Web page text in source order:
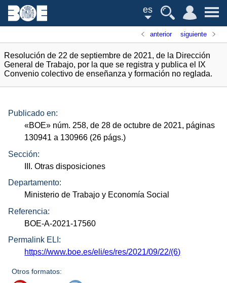
es
anterior siguiente
Resolución de 22 de septiembre de 2021, de la Dirección
General de Trabajo, por la que se registra y publica el IX
Convenio colectivo de enseñanza y formación no reglada.
Publicado en:
«BOE» núm. 258, de 28 de octubre de 2021, páginas
130941 a 130966 (26 págs.)
Sección:
III. Otras disposiciones
Departamento:
Ministerio de Trabajo y Economía Social
Referencia:
BOE-A-2021-17560
Permalink ELI:
https://www.boe.es/eli/es/res/2021/09/22/(6)
Otros formatos: